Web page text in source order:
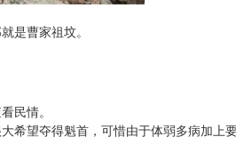
是曹家祖坟。
民情。
希望夺得魁首，可惜由于体弱多病加上